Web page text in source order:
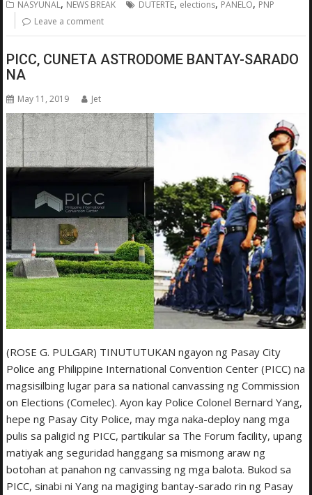
NASYUNAL, NEWS BREAK DUTERTE, elections, PANELO, PNP
Leave a comment
PICC, CUNETA ASTRODOME BANTAY-SARADO
NA
May 11, 2019 Jet
(ROSE G. PULGAR) TINUTUTUKAN ngayon ng Pasay City
Police ang Philippine International Convention Center (PICC) na
magsisilbing lugar para sa national canvassing ng Commission
on Elections (Comelec). Ayon kay Police Colonel Bernard Yang,
hepe ng Pasay City Police, may mga naka-deploy nang mga
pulis sa paligid ng PICC, partikular sa The Forum facility, upang
matiyak ang seguridad hanggang sa mismong araw ng
botohan at panahon ng canvassing ng mga balota. Bukod sa
PICC, sinabi ni Yang na magiging bantay-sarado rin ng Pasay